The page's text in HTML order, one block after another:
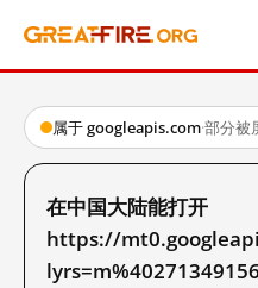
属于 googleapis.com·部分被
在中国大陆能打开
https://